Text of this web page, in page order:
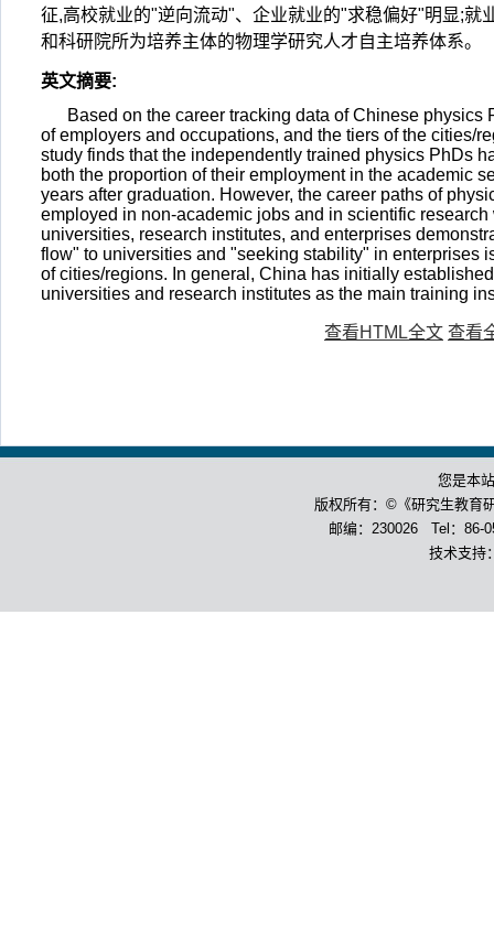
征,高校就业的"逆向流动"、企业就业的"求稳偏好"明显;
和科研院所为培养主体的物理学研究人才自主培养体系。
英文摘要:
Based on the career tracking data of Chinese
of employers and occupations, and the tiers of the cities/
study finds that the independently trained physics PhDs
both the proportion of their employment in the academic
years after graduation. However, the career paths of
employed in non-academic jobs and in scientific
universities, research institutes, and enterprises
flow" to universities and "seeking stability" in enterprises
of cities/regions. In general, China has initially
universities and research institutes as the main training
查看HTML全文 查看
您是本
版权所有：©《研究生教育
邮编：230026 Tel：86-
技术支持